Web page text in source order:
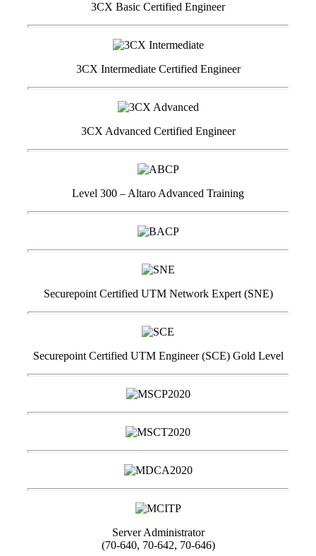
3CX Basic Certified Engineer
3CX Intermediate Certified Engineer
3CX Advanced Certified Engineer
Level 300 – Altaro Advanced Training
Securepoint Certified UTM Network Expert (SNE)
Securepoint Certified UTM Engineer (SCE) Gold Level
Server Administrator
(70-640, 70-642, 70-646)